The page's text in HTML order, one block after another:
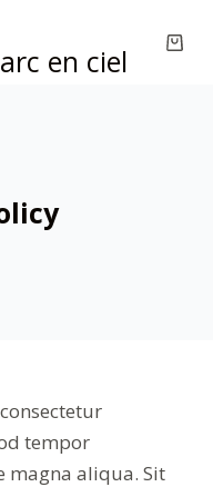
en ciel
tempor
magna aliqua. Sit